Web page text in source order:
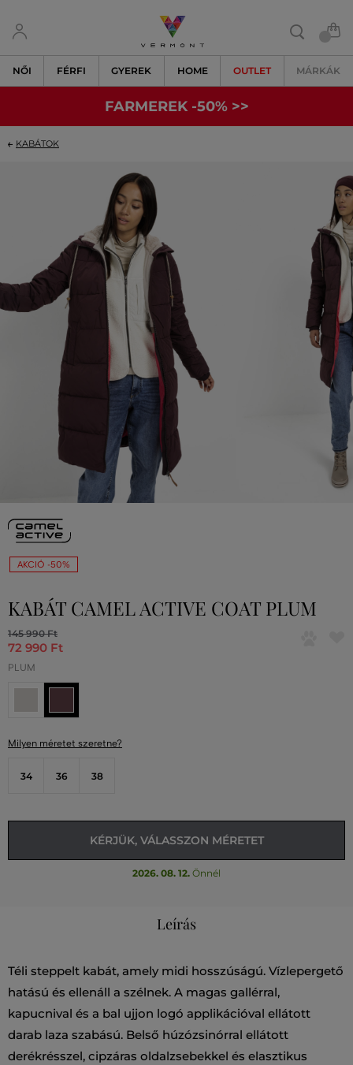
NŐI FÉRFI GYEREK HOME OUTLET MÁRKÁK
FARMEREK -50% >>
KABÁTOK
AKCIÓ -50%
KABÁT CAMEL ACTIVE COAT PLUM
145 990 Ft
72 990 Ft
PLUM
Milyen méretet szeretne?
34 36 38
KÉRJÜK, VÁLASSZON MÉRETET
2026. 08. 12. Önnél
Leírás
Téli steppelt kabát, amely midi hosszúságú. Vízlepergető
hatású és ellenáll a szélnek. A magas gallérral,
kapucnival és a bal ujjon logó applikációval ellátott
darab laza szabású. Belső húzózsinórral ellátott
derékrésszel, cipzáras oldalzsebekkel és elasztikus